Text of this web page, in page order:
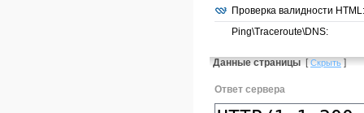
Проверка валидности HTML:
Ping\Traceroute\DNS:
Данные страницы [Скрыть]
Ответ сервера